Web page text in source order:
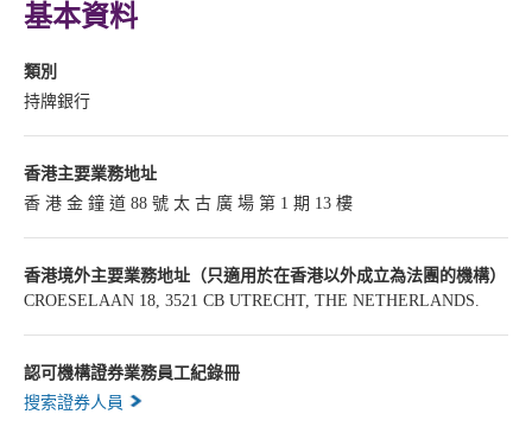
基本資料
類別
持牌銀行
香港主要業務地址
香 港 金 鐘 道 88 號 太 古 廣 場 第 1 期 13 樓
香港境外主要業務地址（只適用於在香港以外成立為法團的機構）
CROESELAAN 18, 3521 CB UTRECHT, THE NETHERLANDS.
認可機構證券業務員工紀錄冊
搜索證券人員